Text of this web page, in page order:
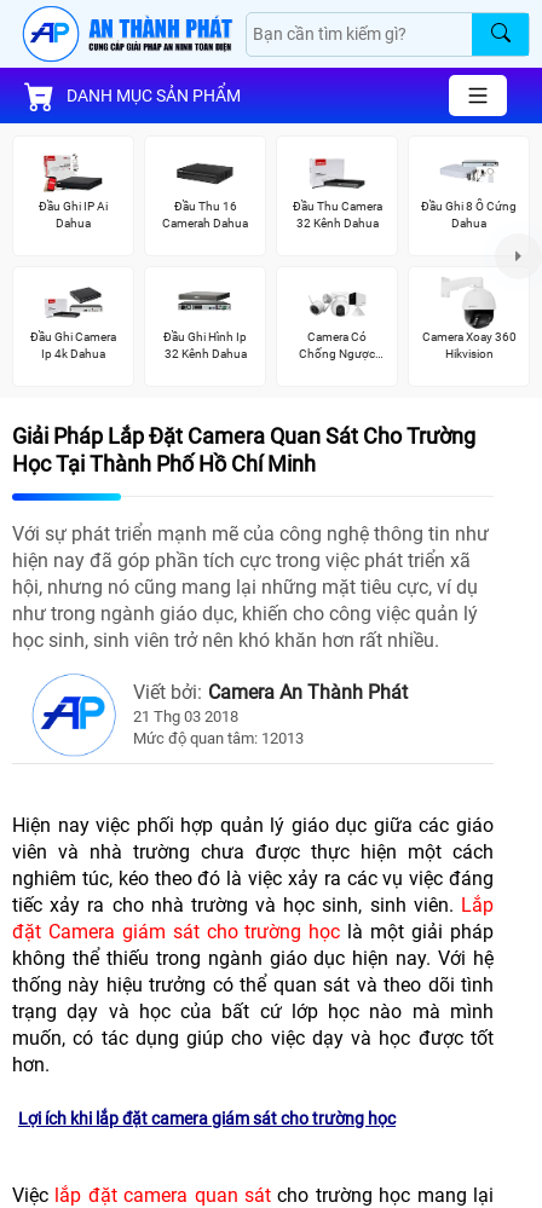
DANH MỤC SẢN PHẨM
Đầu Ghi IP Ai
Dahua
Đầu Thu 16
Camerah Dahua
Đầu Thu Camera
32 Kênh Dahua
Đầu Ghi 8 Ổ Cứng
Dahua
Đầu Ghi Camera
Ip 4k Dahua
Đầu Ghi Hình Ip
32 Kênh Dahua
Camera Có
Chống Ngược
Camera Xoay 360
Hikvision
Giải Pháp Lắp Đặt Camera Quan Sát Cho Trường
Học Tại Thành Phố Hồ Chí Minh
Với sự phát triển mạnh mẽ của công nghệ thông tin như
hiện nay đã góp phần tích cực trong việc phát triển xã
hội, nhưng nó cũng mang lại những mặt tiêu cực, ví dụ
như trong ngành giáo dục, khiến cho công việc quản lý
học sinh, sinh viên trở nên khó khăn hơn rất nhiều.
Viết bởi: Camera An Thành Phát
21 Thg 03 2018
Mức độ quan tâm: 12013
Hiện nay việc phối hợp quản lý giáo dục giữa các giáo
viên và nhà trường chưa được thực hiện một cách
nghiêm túc, kéo theo đó là việc xảy ra các vụ việc đáng
tiếc xảy ra cho nhà trường và học sinh, sinh viên. Lắp
đặt Camera giám sát cho trường học là một giải pháp
không thể thiếu trong ngành giáo dục hiện nay. Với hệ
thống này hiệu trưởng có thể quan sát và theo dõi tình
trạng dạy và học của bất cứ lớp học nào mà mình
muốn, có tác dụng giúp cho việc dạy và học được tốt
hơn.
Lợi ích khi lắp đặt camera giám sát cho trường học
Việc lắp đặt camera quan sát cho trường học mang lại